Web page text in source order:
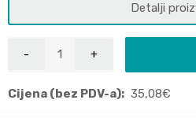
Detalji
Cijena (bez PDV-a): 35,08€